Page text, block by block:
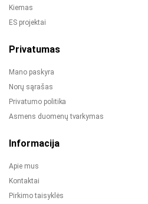
Kiemas
ES projektai
Privatumas
Mano paskyra
Norų sąrašas
Privatumo politika
Asmens duomenų tvarkymas
Informacija
Apie mus
Kontaktai
Pirkimo taisyklės